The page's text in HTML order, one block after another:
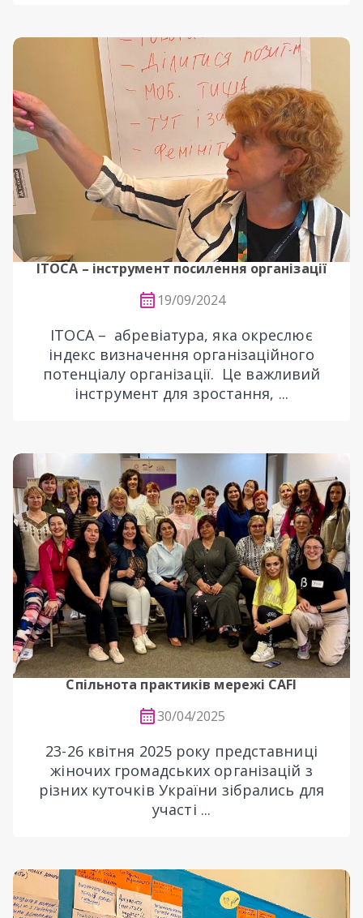
ІТОСА – інструмент посилення організації
19/09/2024
ITOCA – абревіатура, яка окреслює
індекс визначення організаційного
потенціалу організації. Це важливий
інструмент для зростання, ...
Спільнота практиків мережі CAFI
30/04/2025
23-26 квітня 2025 року представниці
жіночих громадських організацій з
різних куточків України зібрались для
участі ...